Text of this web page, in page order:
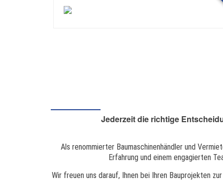
U
l
Jederzeit die richtige
Als renommierter Baumaschinenhändler und
Erfahrung und einem engagierten
Wir freuen uns darauf, Ihnen bei Ihren Bauprojekten